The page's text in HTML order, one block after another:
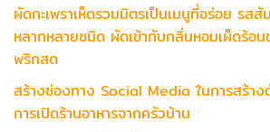
ผัดกะเพราเห็ดรวมมิตรเป็นเมนูที่อร่อย รส
หลากหลายชนิด ผัดเข้ากับกลิ่นหอมเผ็ดร้อน
พริกสด
สร้างช่องทาง Social Media ในการสร้า
การเปิดร้านอาหารจากครัวบ้าน